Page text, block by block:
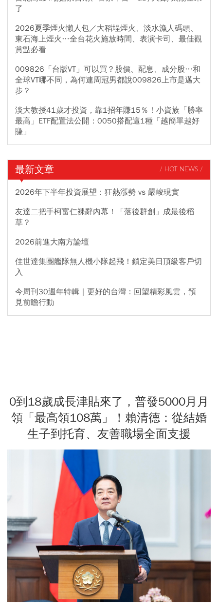
了
2026夏季煙火懶人包／大稻埕煙火、淡水漁人碼頭、
東石海上煙火…全台花火施放時間、表演卡司、最佳觀
賞點必看
009826「台版VT」可以買？股價、配息、成分股…和
全球VT哪不同，為何連周冠男都說009826上市是邁大
步？
淡大教授41歲才投資，靠1招年賺15％！小資族「勝率
最高」ETF配置法公開：0050搭配這1種「越簡單越好
賺」
最新文章 / HOT NEWS /
2026年下半年投資展望：狂熱漲勢 vs 嚴峻現實
友達二把手柯富仁裸辭內幕！「落後群創」成最後稻
草？
2026前進大南方論壇
佳世達集團艦隊無人機小隊起飛！鎖定美日頂級客戶切
入
今周刊30週年特輯｜更好的台灣：回望精彩風雲，預
見前瞻行動
0到18歲成長津貼來了，普發5000月月
領「最高領108萬」！賴清德：從結婚
生子到托育、友善職場全面支援